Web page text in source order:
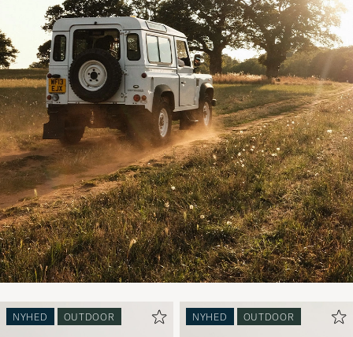
NYHED OUTDOOR NYHED OUTDOOR